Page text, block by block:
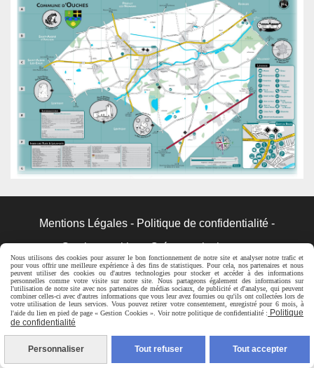
Mentions Légales
Politique de confidentialité
Gestion cookies
Créer un site internet
Nous utilisons des cookies pour assurer le bon fonctionnement de notre site et analyser notre trafic et
pour vous offrir une meilleure expérience à des fins de statistiques. Pour cela, nos partenaires et nous
peuvent utiliser des cookies ou d'autres technologies pour stocker et accéder à des informations
personnelles comme votre visite sur notre site. Nous partageons également des informations sur
l'utilisation de notre site avec nos partenaires de médias sociaux, de publicité et d'analyse, qui peuvent
combiner celles-ci avec d'autres informations que vous leur avez fournies ou qu'ils ont collectées lors de
votre utilisation de leurs services. Vous pouvez retirer votre consentement, enregistré pour 6 mois, à
l'aide du lien en pied de page « Gestion Cookies ». Voir notre politique de confidentialité : Politique
de confidentialité
Personnaliser Tout refuser Tout accepter